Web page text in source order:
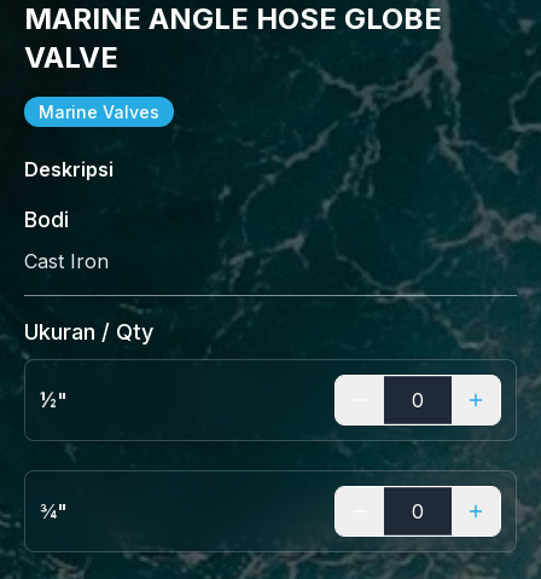
MARINE ANGLE HOSE GLOBE
VALVE
Marine Valves
Deskripsi
Bodi
Cast Iron
Ukuran / Qty
½"
¾"